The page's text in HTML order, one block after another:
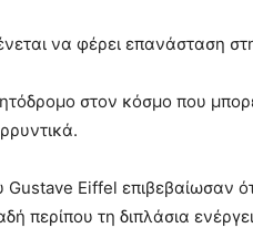
να φέρει επανάσταση
στον κόσμο που
Gustave Eiffel
περίπου τη διπλάσια